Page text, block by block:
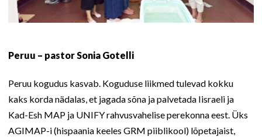
Peruu – pastor Sonia Gotelli
Peruu kogudus kasvab. Koguduse liikmed tulevad kokku
kaks korda nädalas, et jagada sõna ja palvetada Iisraeli ja
Kad-Esh MAP ja UNIFY rahvusvahelise perekonna eest. Üks
AGIMAP-i (hispaania keeles GRM piiblikool) lõpetajaist,